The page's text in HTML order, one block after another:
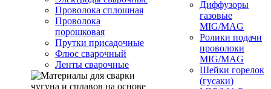
Проволока сплошная
Проволока
порошковая
Прутки присадочные
Флюс сварочный
Ленты сварочные
Диффузоры
газовые
MIG/MAG
Ролики подачи
проволоки
MIG/MAG
Шейки горелок
(гусаки)